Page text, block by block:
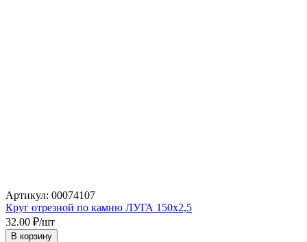
Артикул: 00074107
Круг отрезной по камню ЛУГА 150х2,5
32.00 ₽/шт
В корзину